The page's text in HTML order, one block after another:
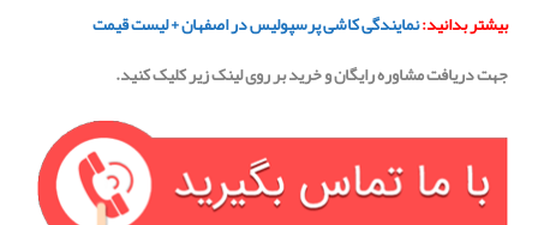
بیشتر بدانید:نمایندگی کاشی پرسپولیس در اصفهان + لیست قیمت
جهت دریافت مشاوره رایگان و خرید بر روی لینک زیر کلیک کنید.